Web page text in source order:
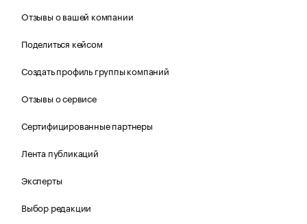
Отзывы о вашей компании
Поделиться кейсом
Создать профиль группы компаний
Отзывы о сервисе
Сертифицированные партнеры
Лента публикаций
Эксперты
Выбор редакции